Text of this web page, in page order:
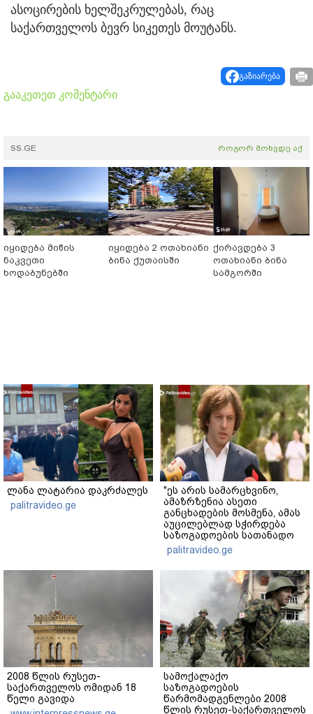
ასოცირების ხელშეკრულებას, რაც
საქართველოს ბევრ სიკეთეს მოუტანს.
გაზიარება
გააკეთეთ კომენტარი
SS.GE როგორ მოხვდე აქ
იყიდება მიწის
ნაკვეთი
ხოდაბუნებში
იყიდება 2 ოთახიანი
ბინა ქუთაისში
ქირავდება 3
ოთახიანი ბინა
სამგორში
ლანა ლატარია დაკრძალეს
palitravideo.ge
"ეს არის სამარცხვინო,
ამაზრზენია ასეთი
განცხადების მოსმენა, ამას
აუცილებლად სჭირდება
საზოგადოების სათანადო
რეაქცია" - ირაკლი
კობახიძე
palitravideo.ge
2008 წლის რუსეთ-
საქართველოს ომიდან 18
წელი გავიდა
სამოქალაქო
საზოგადოების
წარმომადგენლები 2008
წლის რუსეთ-საქართველოს